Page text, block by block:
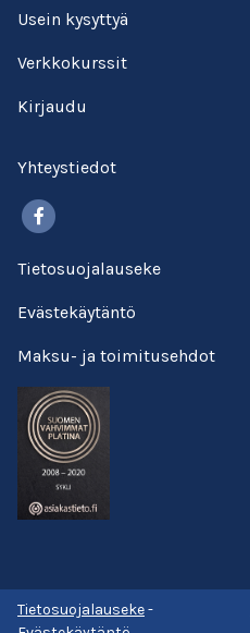
Usein kysyttyä
Verkkokurssit
Kirjaudu
Yhteystiedot
Tietosuojalauseke
Evästekäytäntö
Maksu- ja toimitusehdot
Tietosuojalauseke-